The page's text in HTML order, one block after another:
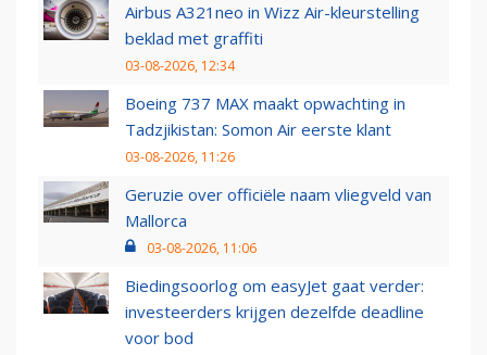
Airbus A321neo in Wizz Air-kleurstelling
beklad met graffiti
03-08-2026, 12:34
Boeing 737 MAX maakt opwachting in
Tadzjikistan: Somon Air eerste klant
03-08-2026, 11:26
Geruzie over officiële naam vliegveld van
Mallorca
03-08-2026, 11:06
Biedingsoorlog om easyJet gaat verder:
investeerders krijgen dezelfde deadline
voor bod